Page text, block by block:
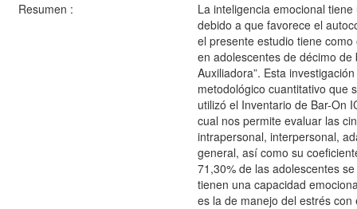
Resumen :
La inteligencia emocional
debido a que favorece el
el presente estudio tiene
en adolescentes de décimo
Auxiliadora”. Esta
metodológico cuantitativo que
utilizó el Inventario de Bar-On
cual nos permite evaluar las
intrapersonal, interpersonal,
general, así como su
71,30% de las adolescentes
tienen una capacidad
es la de manejo del estrés con